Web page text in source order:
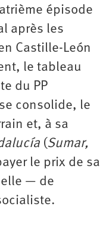
épisode
après les
Castille-León
le tableau
du PP
consolide, le
et, à sa
(Sumar,
le prix de sa
— de